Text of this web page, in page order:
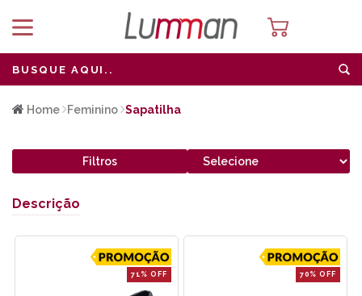
Home Feminino Sapatilha
Filtros
Descrição
71% OFF 70% OFF